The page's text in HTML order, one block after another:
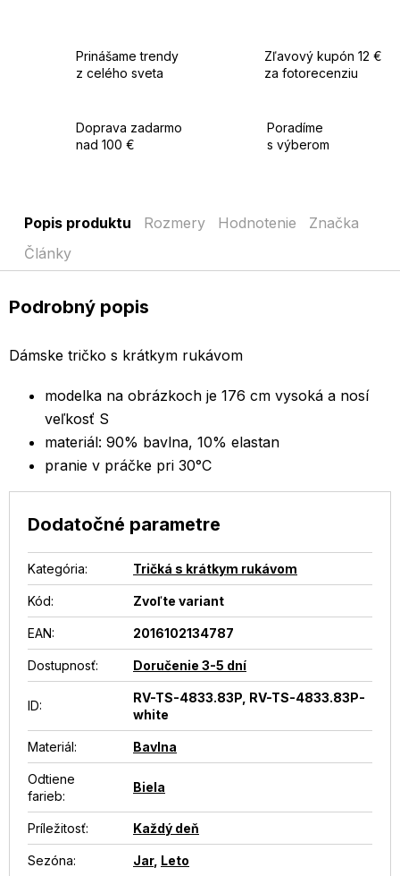
Prinášame trendy
z celého sveta
Zľavový kupón 12 €
za fotorecenziu
Doprava zadarmo
nad 100 €
Poradíme
s výberom
Popis produktu Rozmery Hodnotenie
Značka
Články
Podrobný popis
Dámske tričko s krátkym rukávom
modelka na obrázkoch je 176 cm vysoká a nosí
veľkosť S
materiál: 90% bavlna, 10% elastan
pranie v práčke pri 30°C
Dodatočné parametre
Kategória: Tričká s krátkym rukávom
Kód: Zvoľte variant
EAN: 2016102134787
Dostupnosť: Doručenie 3-5 dní
ID:
RV-TS-4833.83P, RV-TS-4833.83P-
white
Materiál: Bavlna
Odtiene
farieb:
Biela
Príležitosť: Každý deň
Sezóna: Jar, Leto